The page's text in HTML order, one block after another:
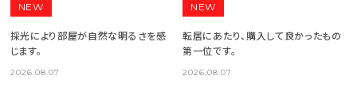
NEW
採光により部屋が自然な明るさを感
じます。
2026.08.07
NEW
転居にあたり、購入して良かったもの
第一位です。
2026.08.07